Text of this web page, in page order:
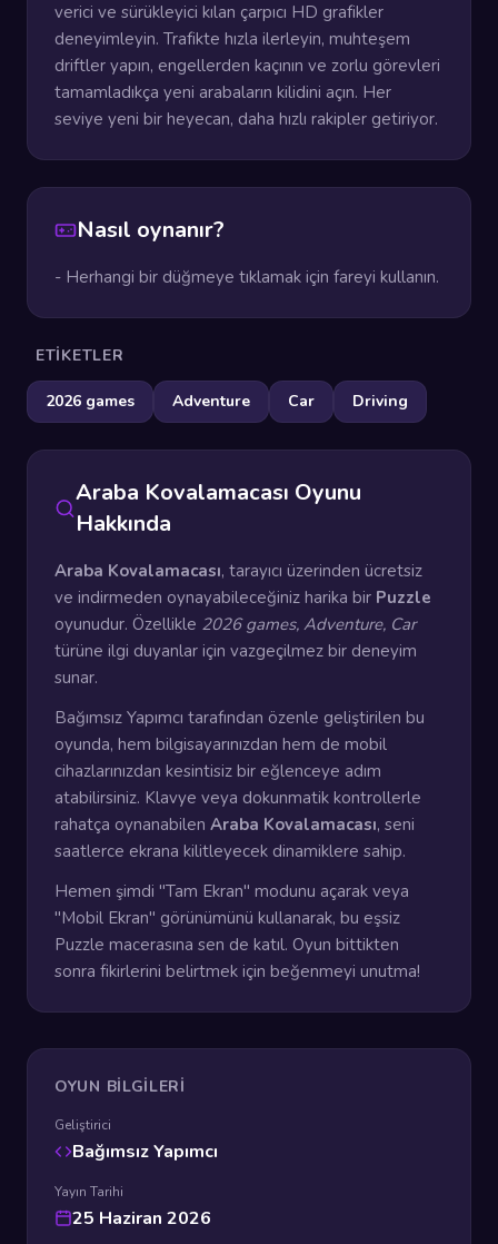
verici ve sürükleyici kılan çarpıcı HD grafikler
deneyimleyin. Trafikte hızla ilerleyin, muhteşem
driftler yapın, engellerden kaçının ve zorlu görevleri
tamamladıkça yeni arabaların kilidini açın. Her
seviye yeni bir heyecan, daha hızlı rakipler getiriyor.
Nasıl oynanır?
- Herhangi bir düğmeye tıklamak için fareyi kullanın.
ETIKETLER
2026 games Adventure Car Driving
Araba Kovalamacası Oyunu
Hakkında
Araba Kovalamacası, tarayıcı üzerinden ücretsiz
ve indirmeden oynayabileceğiniz harika bir Puzzle
oyunudur. Özellikle 2026 games, Adventure, Car
türüne ilgi duyanlar için vazgeçilmez bir deneyim
sunar.
Bağımsız Yapımcı tarafından özenle geliştirilen bu
oyunda, hem bilgisayarınızdan hem de mobil
cihazlarınızdan kesintisiz bir eğlenceye adım
atabilirsiniz. Klavye veya dokunmatik kontrollerle
rahatça oynanabilen Araba Kovalamacası, seni
saatlerce ekrana kilitleyecek dinamiklere sahip.
Hemen şimdi "Tam Ekran" modunu açarak veya
"Mobil Ekran" görünümünü kullanarak, bu eşsiz
Puzzle macerasına sen de katıl. Oyun bittikten
sonra fikirlerini belirtmek için beğenmeyi unutma!
OYUN BILGILERI
Geliştirici
Bağımsız Yapımcı
Yayın Tarihi
25 Haziran 2026